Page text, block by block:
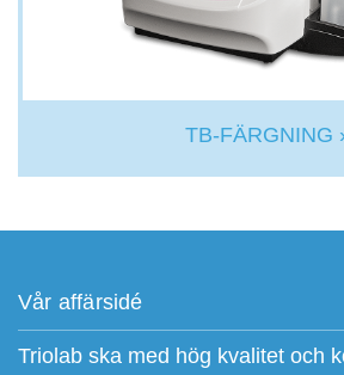
TB-FÄRGNING
Vår affärsidé
Triolab ska med hög kvalitet och